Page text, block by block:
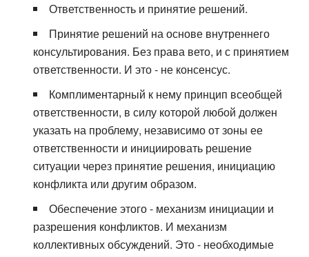
Ответственность и принятие решений.
Принятие решений на основе внутреннего
консультирования. Без права вето, и с принятием
ответственности. И это - не консенсус.
Комплиментарный к нему принцип всеобщей
ответственности, в силу которой любой должен
указать на проблему, независимо от зоны ее
ответственности и инициировать решение
ситуации через принятие решения, инициацию
конфликта или другим образом.
Обеспечение этого - механизм инициации и
разрешения конфликтов. И механизм
коллективных обсуждений. Это - необходимые